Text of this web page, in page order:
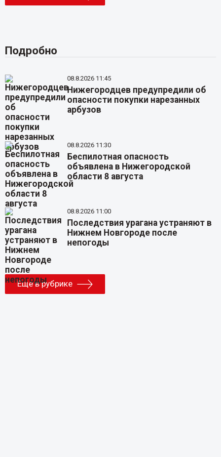
Подробно
08.8.2026 11:45
Нижегородцев предупредили об
опасности покупки нарезанных
арбузов
08.8.2026 11:30
Беспилотная опасность
объявлена в Нижегородской
области 8 августа
08.8.2026 11:00
Последствия урагана устраняют в
Нижнем Новгороде после
непогоды
Еще в рубрике